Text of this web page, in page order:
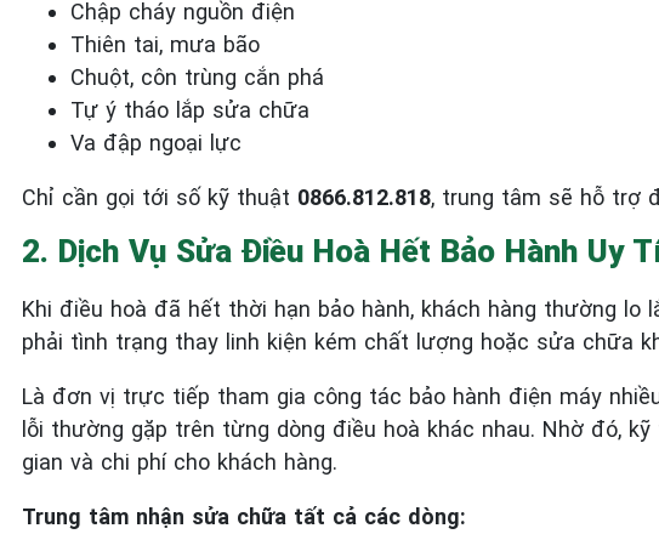
Chập cháy nguồn điện
Thiên tai, mưa bão
Chuột, côn trùng cắn phá
Tự ý tháo lắp sửa chữa
Va đập ngoại lực
Chỉ cần gọi tới số kỹ thuật 0866.812.818, trung tâm sẽ hỗ trợ
2. Dịch Vụ Sửa Điều Hoà Hết Bảo Hành Uy
Khi điều hoà đã hết thời hạn bảo hành, khách hàng thường
phải tình trạng thay linh kiện kém chất lượng hoặc sửa chữa
Là đơn vị trực tiếp tham gia công tác bảo hành điện máy
lỗi thường gặp trên từng dòng điều hoà khác nhau. Nhờ đó,
gian và chi phí cho khách hàng.
Trung tâm nhận sửa chữa tất cả các dòng: